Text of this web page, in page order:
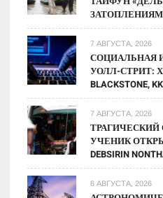
7 АВГУСТА, 2026
СОЦИАЛЬНАЯ
УОЛЛ-СТРИТ:
7 АВГУСТА, 2026
УЧЕНИК
DEBSIRIN
6 АВГУСТА, 2026